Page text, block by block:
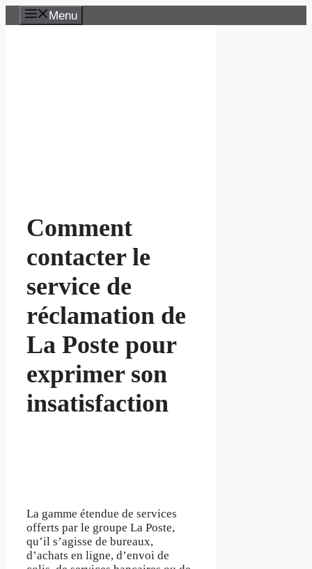
Aller
au
Menu
Comment
contacter le
service de
réclamation de
La Poste pour
exprimer son
insatisfaction
La gamme étendue de services
offerts par le groupe La Poste,
qu’il s’agisse de bureaux,
d’achats en ligne, d’envoi de